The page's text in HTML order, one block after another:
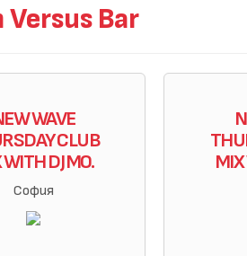
Bar
WAVE
CLUB
DJ MO.
София
MIX